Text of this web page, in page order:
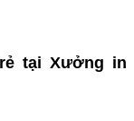
tại Xưởng in